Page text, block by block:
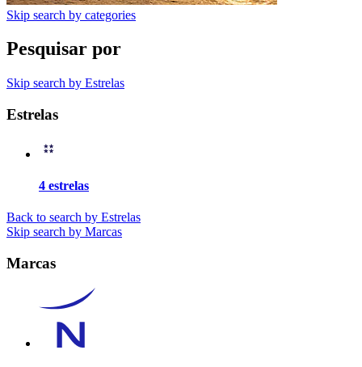
Skip search by categories
Pesquisar por
Skip search by Estrelas
Estrelas
4 estrelas
Back to search by Estrelas
Skip search by Marcas
Marcas